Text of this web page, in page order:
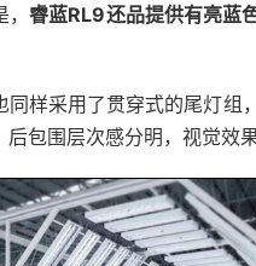
，睿蓝RL9还品提供有亮蓝
同样采用了贯穿式的尾灯组
包围层次感分明，视觉效果